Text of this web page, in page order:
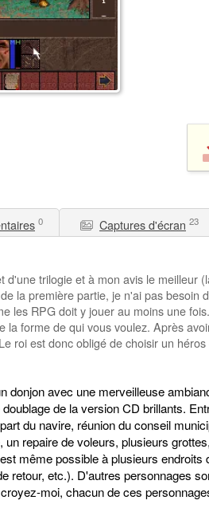
0 Captures d'écran 23
d'une trilogie et à mon avis le
la première partie, je n'ai pas
les RPG doit y jouer au moins une
la forme de qui vous voulez. Après
roi est donc obligé de choisir un
donjon avec une merveilleuse
de la version CD brillants.
du navire, réunion du conseil
repaire de voleurs, plusieurs
même possible à plusieurs
retour, etc.). D'autres personnages
moi, chacun de ces